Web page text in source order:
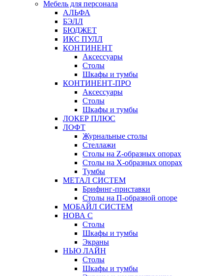
Мебель для персонала
АЛЬФА
БЭЛЛ
БЮДЖЕТ
ИКС ПУЛЛ
КОНТИНЕНТ
Аксессуары
Столы
Шкафы и тумбы
КОНТИНЕНТ-ПРО
Аксессуары
Столы
Шкафы и тумбы
ЛОКЕР ПЛЮС
ЛОФТ
Журнальные столы
Стеллажи
Столы на Z-образных опорах
Столы на Х-образных опорах
Тумбы
МЕТАЛ СИСТЕМ
Брифинг-приставки
Столы на П-образной опоре
МОБАЙЛ СИСТЕМ
НОВА С
Столы
Шкафы и тумбы
Экраны
НЬЮ ЛАЙН
Столы
Шкафы и тумбы